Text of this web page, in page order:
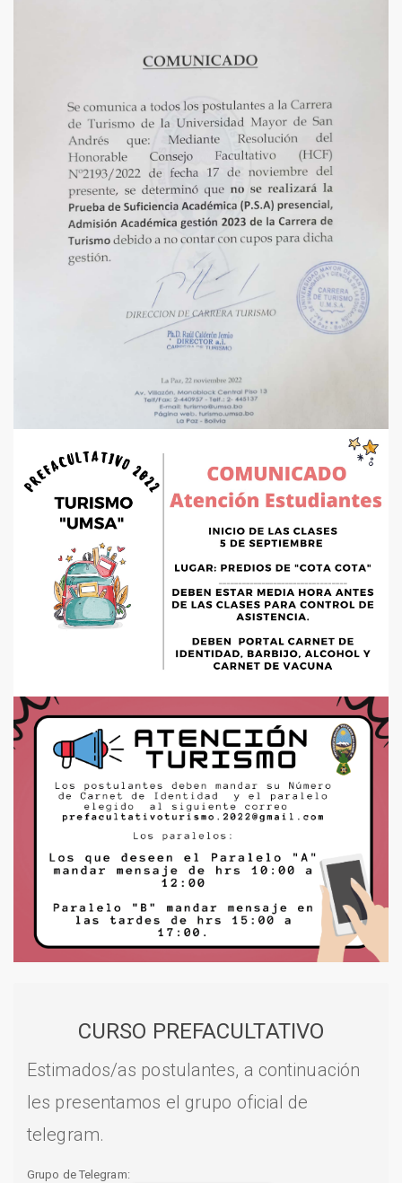
CURSO PREFACULTATIVO
Estimados/as postulantes, a continuación
les presentamos el grupo oficial de
telegram.
Grupo de Telegram: